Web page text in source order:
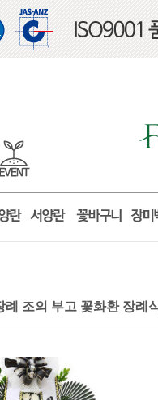
례 조의 부고 꽃화환 장례